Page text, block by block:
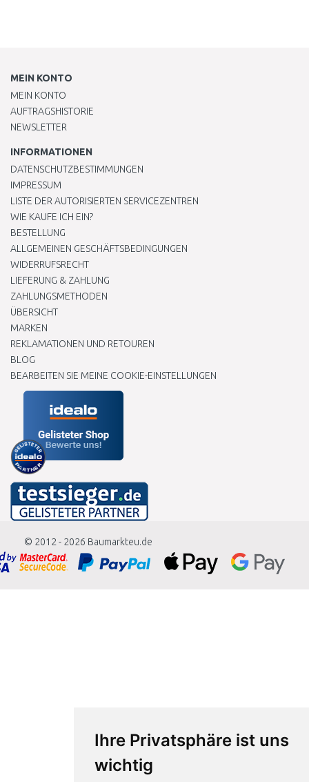
Ihre Privatsphäre ist uns
wichtig
MEIN KONTO
MEIN KONTO
AUFTRAGSHISTORIE
NEWSLETTER
INFORMATIONEN
DATENSCHUTZBESTIMMUNGEN
IMPRESSUM
LISTE DER AUTORISIERTEN SERVICEZENTREN
WIE KAUFE ICH EIN?
BESTELLUNG
ALLGEMEINEN GESCHÄFTSBEDINGUNGEN
WIDERRUFSRECHT
LIEFERUNG & ZAHLUNG
ZAHLUNGSMETHODEN
ÜBERSICHT
MARKEN
REKLAMATIONEN UND RETOUREN
BLOG
BEARBEITEN SIE MEINE COOKIE-EINSTELLUNGEN
© 2012 - 2026 Baumarkteu.de